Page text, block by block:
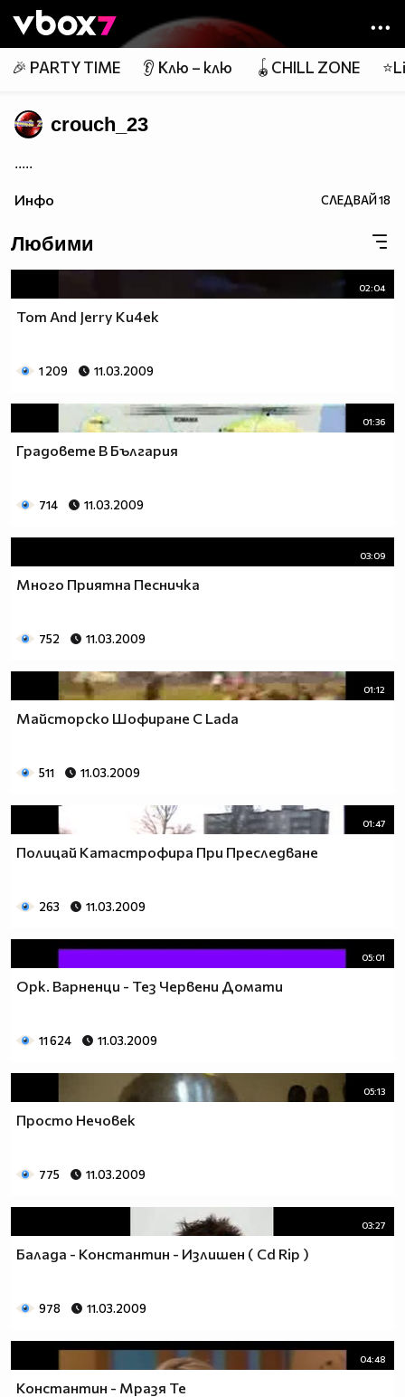
👾
🎉 PARTY TIME 👂 Клю – клю 🪀CHILL ZONE
crouch_23
.....
Инфо СЛЕДВАЙ18
Любими
02:04
Tom And Jerry Ku4ek
1 209 11.03.2009
01:36
Градовете В България
714 11.03.2009
03:09
Много Приятна Песничка
752 11.03.2009
01:12
Майсторско Шофиране С Lada
511 11.03.2009
01:47
Полицай Катастрофира При Преследване
263 11.03.2009
05:01
Орк. Варненци - Тез Червени Домати
11 624 11.03.2009
05:13
Просто Нечовек
775 11.03.2009
03:27
Балада - Константин - Излишен ( Cd Rip )
978 11.03.2009
04:48
Константин - Мразя Те